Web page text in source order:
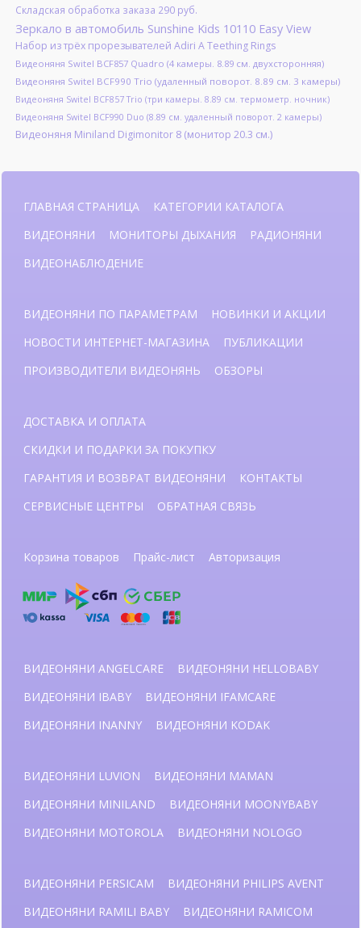
Складская обработка заказа 290 руб.
Зеркало в автомобиль Sunshine Kids 10110 Easy View
Набор из трёх прорезывателей Adiri A Teething Rings
Видеоняня Switel BCF857 Quadro (4 камеры. 8.89 см. двухсторонняя)
Видеоняня Switel BCF990 Trio (удаленный поворот. 8.89 см. 3 камеры)
Видеоняня Switel BCF857 Trio (три камеры. 8.89 см. термометр. ночник)
Видеоняня Switel BCF990 Duo (8.89 см. удаленный поворот. 2 камеры)
Видеоняня Miniland Digimonitor 8 (монитор 20.3 см.)
ГЛАВНАЯ СТРАНИЦА
КАТЕГОРИИ КАТАЛОГА
ВИДЕОНЯНИ
МОНИТОРЫ ДЫХАНИЯ
РАДИОНЯНИ
ВИДЕОНАБЛЮДЕНИЕ
ВИДЕОНЯНИ ПО ПАРАМЕТРАМ
НОВИНКИ И АКЦИИ
НОВОСТИ ИНТЕРНЕТ-МАГАЗИНА
ПУБЛИКАЦИИ
ПРОИЗВОДИТЕЛИ ВИДЕОНЯНЬ
ОБЗОРЫ
ДОСТАВКА И ОПЛАТА
СКИДКИ И ПОДАРКИ ЗА ПОКУПКУ
ГАРАНТИЯ И ВОЗВРАТ ВИДЕОНЯНИ
КОНТАКТЫ
СЕРВИСНЫЕ ЦЕНТРЫ
ОБРАТНАЯ СВЯЗЬ
Корзина товаров Прайс-лист Авторизация
ВИДЕОНЯНИ ANGELCARE
ВИДЕОНЯНИ HELLOBABY
ВИДЕОНЯНИ IBABY
ВИДЕОНЯНИ IFAMCARE
ВИДЕОНЯНИ INANNY
ВИДЕОНЯНИ KODAK
ВИДЕОНЯНИ LUVION
ВИДЕОНЯНИ MAMAN
ВИДЕОНЯНИ MINILAND
ВИДЕОНЯНИ MOONYBABY
ВИДЕОНЯНИ MOTOROLA
ВИДЕОНЯНИ NOLOGO
ВИДЕОНЯНИ PERSICAM
ВИДЕОНЯНИ PHILIPS AVENT
ВИДЕОНЯНИ RAMILI BABY
ВИДЕОНЯНИ RAMICOM